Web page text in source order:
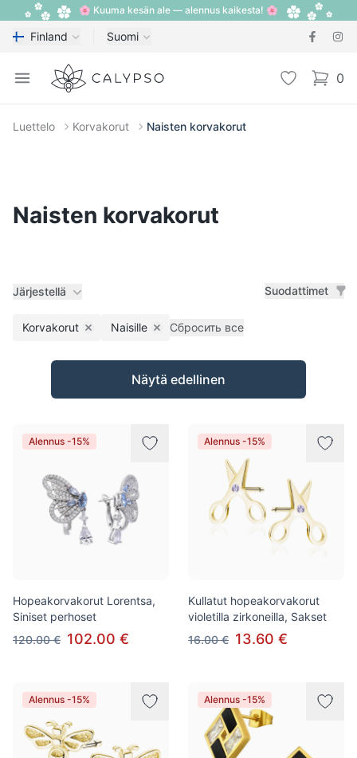
🌸 Kuuma kesän ale — alennus kaikesta! 🌸
Finland Suomi
Open menu
Calypso Toivelista 0
items
Luettelo Korvakorut Naisten korvakorut
Naisten korvakorut
Järjestellä Suodattimet
Korvakorut Remove filter
Naisille Remove filter
Сбросить все
Tuotteet
Näytä edellinen
Alennus -15%
Hopeakorvakorut Lorentsa,
Siniset perhoset
120.00 € 102.00 €
Alennus -15%
Kullatut hopeakorvakorut
violetilla zirkoneilla, Sakset
16.00 € 13.60 €
Alennus -15% Alennus -15%